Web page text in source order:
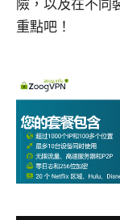
險，以及在不同
重點吧！